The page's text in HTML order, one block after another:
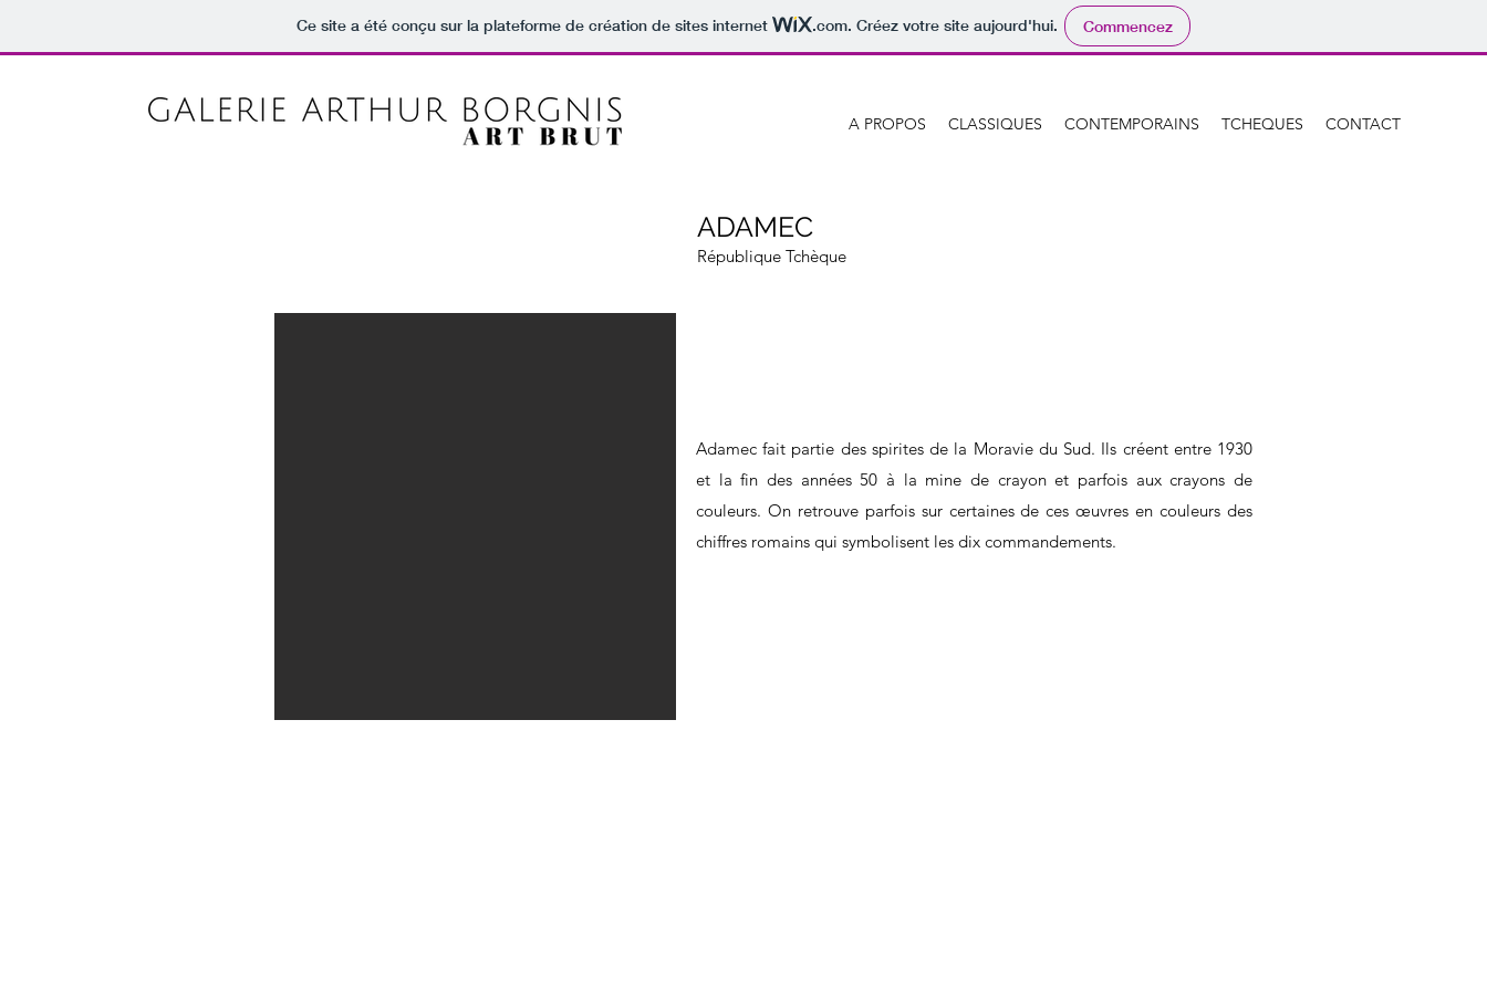
Ce site a été conçu sur la plateforme de création de sites internet .com. Créez votre site aujourd'hui. Commencez
A PROPOS CLASSIQUES CONTEMPORAINS TCHEQUES CONTACT
ADAMEC
République Tchèque
Adamec fait partie des spirites de la Moravie du Sud. Ils créent entre 1930
et la fin des années 50 à la mine de crayon et parfois aux crayons de
couleurs. On retrouve parfois sur certaines de ces œuvres en couleurs des
chiffres romains qui symbolisent les dix commandements.